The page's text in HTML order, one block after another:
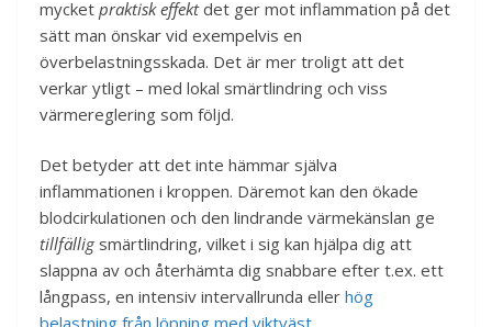
mycket praktisk effektdet ger mot inflammation på det
sätt man önskar vid exempelvis en
överbelastningsskada. Det är mer troligt att det
verkar ytligt – med lokal smärtlindring och viss
värmereglering som följd.
Det betyder att det inte hämmar själva
inflammationen i kroppen. Däremot kan den ökade
blodcirkulationen och den lindrande värmekänslan ge
tillfällig smärtlindring, vilket i sig kan hjälpa dig att
slappna av och återhämta dig snabbare efter t.ex. ett
långpass, en intensiv intervallrunda eller hög